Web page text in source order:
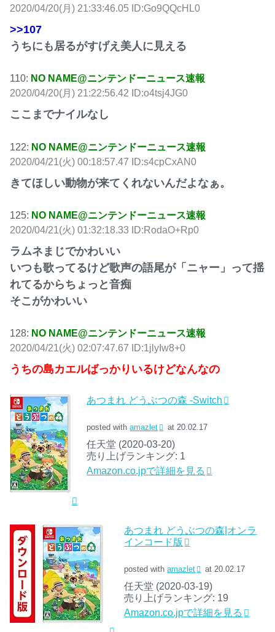
2020/04/20(月) 21:33:46.05 ID:Go9QQcHL0
>>107
うちにも居るがすげえ美人に見える
110: NO NAME@ニンテンドーニュース速報
2020/04/20(月) 21:22:56.42 ID:o4tsj4JG0
ここまでナイルなし
122: NO NAME@ニンテンドーニュース速報
2020/04/21(火) 00:18:57.47 ID:s4cpCxAN0
きてほしい動物が来てくれないんだよなぁ。
125: NO NAME@ニンテンドーニュース速報
2020/04/21(火) 01:32:18.33 ID:RodaO+Rp0
ラムネまじでかわいい
いつも歌ってるけど歌声の語尾が「ニャー」って揺
れてるからちょっと音痴
そこがかわいい
128: NO NAME@ニンテンドーニュース速報
2020/04/21(火) 02:07:47.67 ID:1jlyIw8+0
うちの島カエルばっかりいるけどなんなの
あつまれ どうぶつの森 -Switch
posted withamazlet at 20.02.17
任天堂 (2020-03-20)
売り上げランキング: 1
Amazon.co.jpで詳細を見る
あつまれ どうぶつの森|オンラ
インコード版
posted withamazlet at 20.02.17
任天堂 (2020-03-19)
売り上げランキング: 19
Amazon.co.jpで詳細を見る